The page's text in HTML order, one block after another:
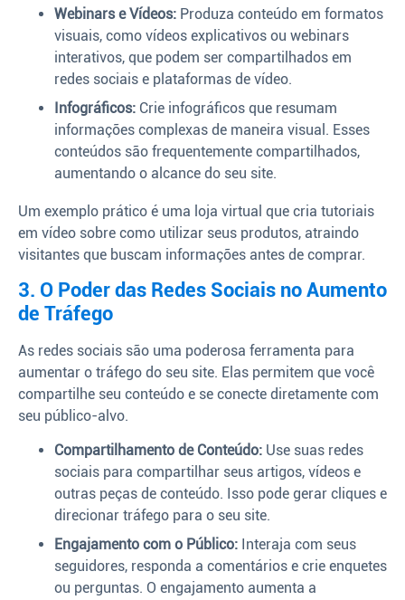
Webinars e Vídeos: Produza conteúdo em formatos
visuais, como vídeos explicativos ou webinars
interativos, que podem ser compartilhados em
redes sociais e plataformas de vídeo.
Infográficos: Crie infográficos que resumam
informações complexas de maneira visual. Esses
conteúdos são frequentemente compartilhados,
aumentando o alcance do seu site.
Um exemplo prático é uma loja virtual que cria tutoriais
em vídeo sobre como utilizar seus produtos, atraindo
visitantes que buscam informações antes de comprar.
3. O Poder das Redes Sociais no Aumento
de Tráfego
As redes sociais são uma poderosa ferramenta para
aumentar o tráfego do seu site. Elas permitem que você
compartilhe seu conteúdo e se conecte diretamente com
seu público-alvo.
Compartilhamento de Conteúdo: Use suas redes
sociais para compartilhar seus artigos, vídeos e
outras peças de conteúdo. Isso pode gerar cliques e
direcionar tráfego para o seu site.
Engajamento com o Público: Interaja com seus
seguidores, responda a comentários e crie enquetes
ou perguntas. O engajamento aumenta a